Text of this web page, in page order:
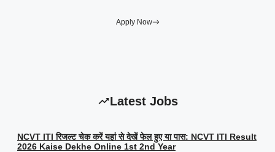
Apply Now
Latest Jobs
NCVT ITI रिजल्ट चेक करें यहां से देखें फेल हुए या पास: NCVT ITI Result
2026 Kaise Dekhe Online 1st 2nd Year